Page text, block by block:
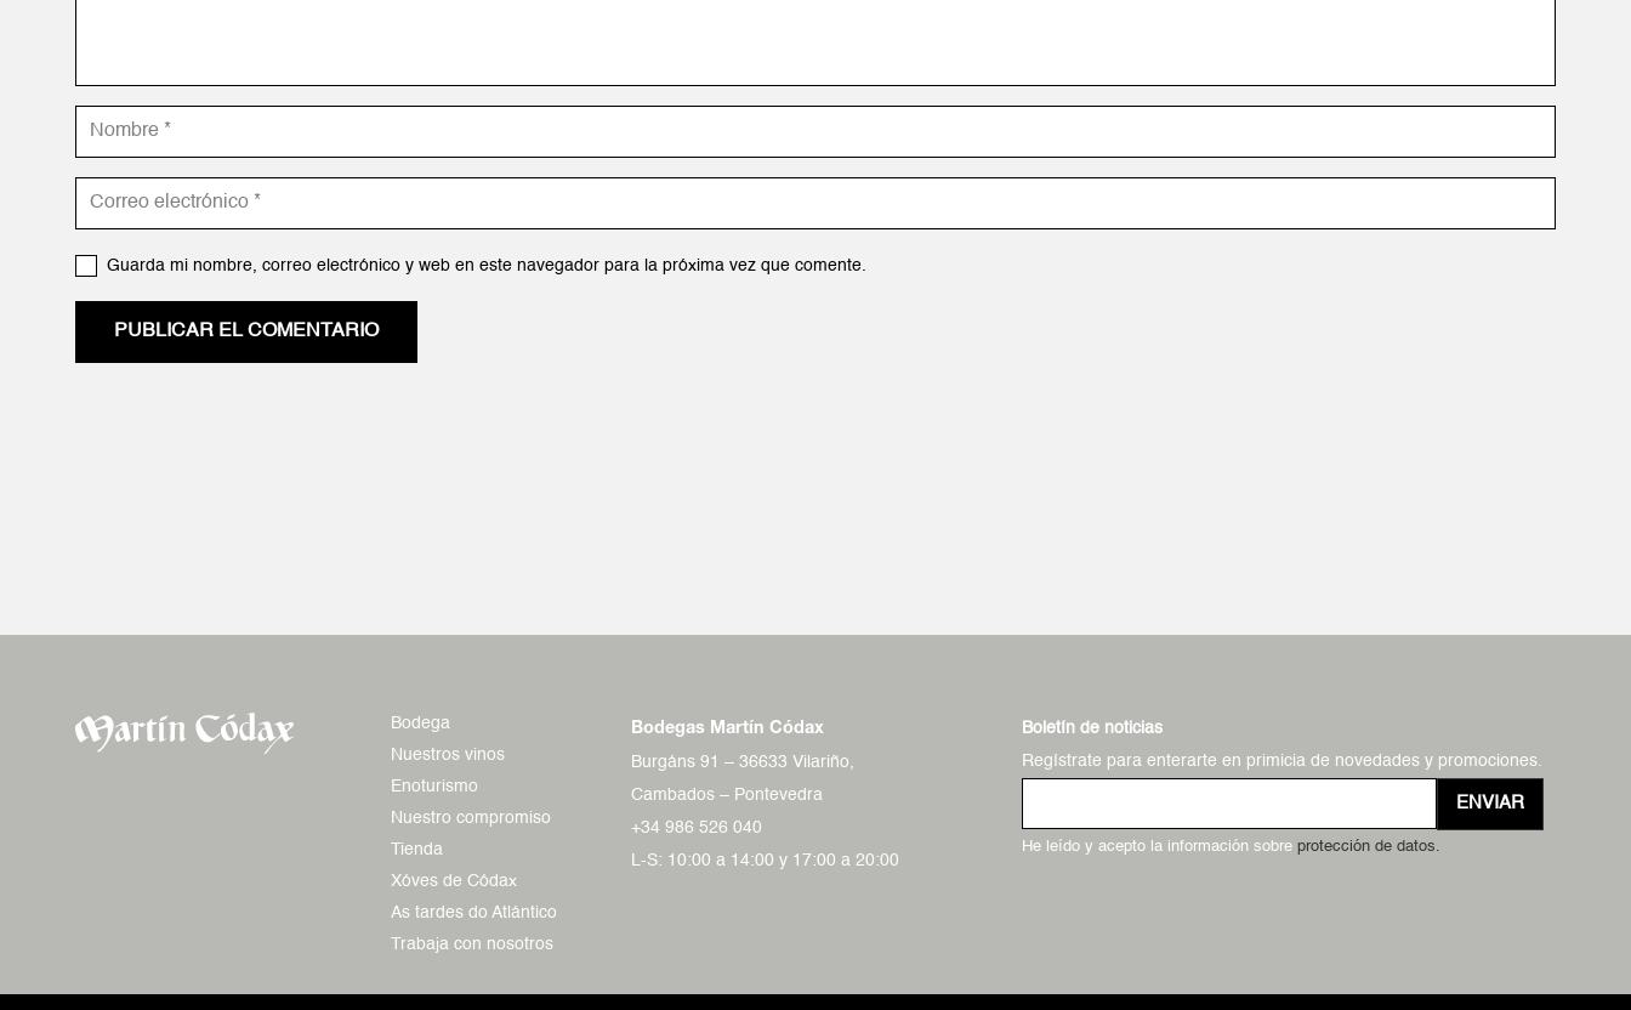
Guarda mi nombre, correo electrónico y web en este navegador para la próxima vez que comente.
PUBLICAR EL COMENTARIO
Bodega
Nuestros vinos
Enoturismo
Nuestro compromiso
Tienda
Xóves de Códax
As tardes do Atlántico
Trabaja con nosotros
Bodegas Martín Códax
Burgáns 91 – 36633 Vilariño,
Cambados – Pontevedra
+34 986 526 040
L-S: 10:00 a 14:00 y 17:00 a 20:00
Boletín de noticias
Regístrate para enterarte en primicia de novedades y promociones.
ENVIAR
He leído y acepto la información sobre protección de datos.